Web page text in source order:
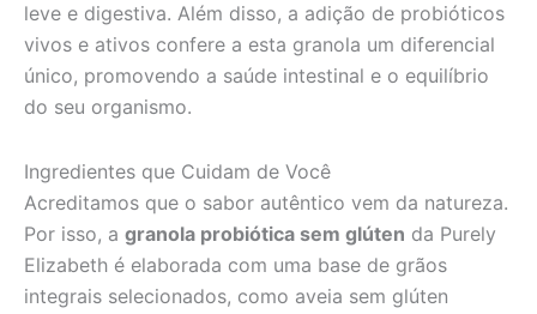
leve e digestiva. Além disso, a adição de probióticos
vivos e ativos confere a esta granola um diferencial
único, promovendo a saúde intestinal e o equilíbrio
do seu organismo.
Ingredientes que Cuidam de Você
Acreditamos que o sabor autêntico vem da natureza.
Por isso, a granola probiótica sem glúten da Purely
Elizabeth é elaborada com uma base de grãos
integrais selecionados, como aveia sem glúten